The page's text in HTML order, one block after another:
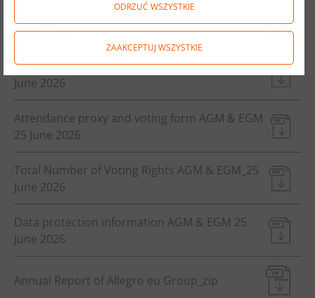
Convening Notice and Agenda AGM & EGM 25
June 2026
Resolutions and justifications AGM & EGM 25
June 2026
Attendance proxy and voting form AGM & EGM
25 June 2026
Total Number of Voting Rights AGM & EGM_25
June 2026
Data protection information AGM & EGM 25
June 2026
Annual Report of Allegro eu Group_zip
ODRZUĆ WSZYSTKIE
ZAAKCEPTUJ WSZYSTKIE